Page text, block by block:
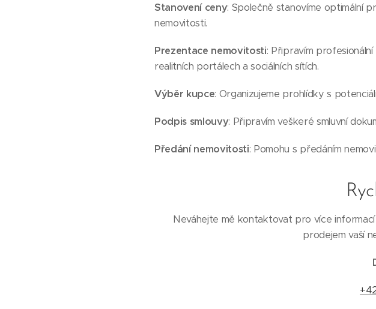
Stanovení ceny: Společně stanovíme optimální
nemovitosti.
Prezentace nemovitosti: Připravím
realitních portálech a sociálních sítích.
Výběr kupce: Organizujeme prohlídky s
Podpis smlouvy: Připravím veškeré smluvní
Předání nemovitosti: Pomohu s předáním
Neváhejte mě kontaktovat pro více
prodejem vaší